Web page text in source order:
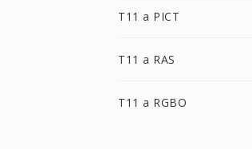
T11 a PICT
T11 a RAS
T11 a RGBO